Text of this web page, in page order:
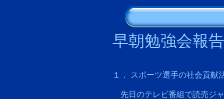
早朝勉強会報
１． スポーツ選手の社会貢献
先日のテレビ番組で読売ジ